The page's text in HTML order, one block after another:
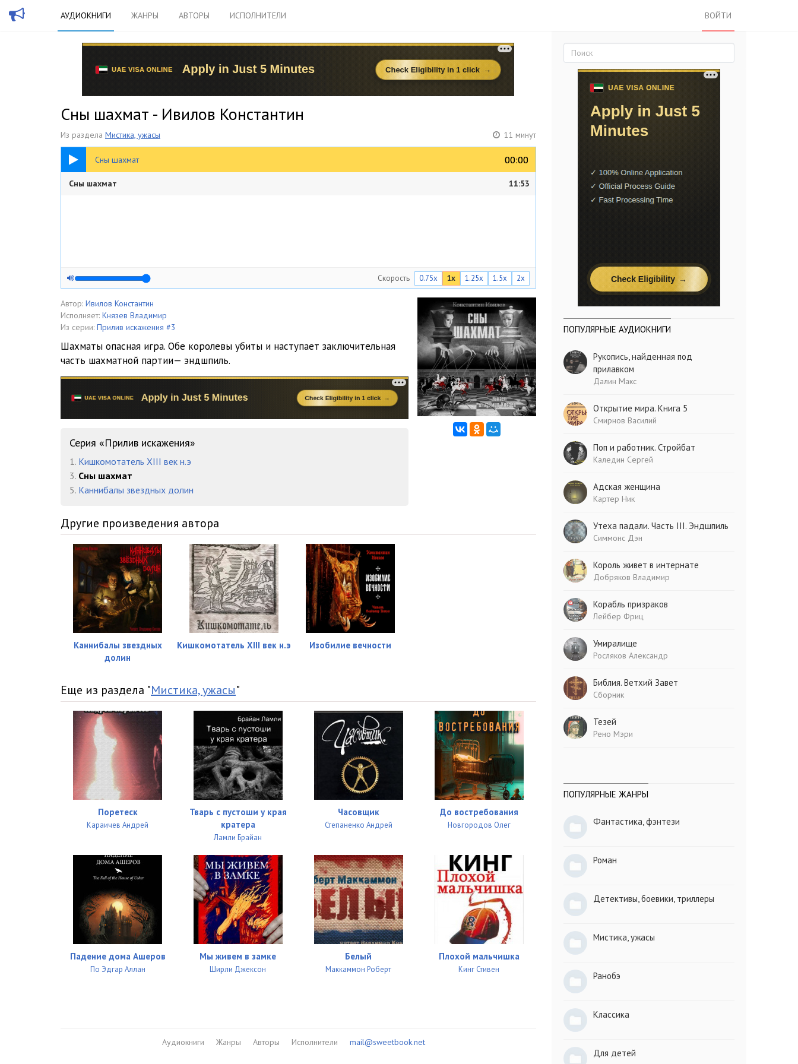
АУДИОКНИГИ ЖАНРЫ АВТОРЫ ИСПОЛНИТЕЛИ ВОЙТИ
Сны шахмат - Ивилов Константин
Из раздела Мистика, ужасы 11 минут
Сны шахмат 00:00
00:00
11:53
Сны шахмат 11:53
Скорость 0.75x 1x 1.25x 1.5x 2x
Автор: Ивилов Константин
Исполняет: Князев Владимир
Из серии: Прилив искажения #3
Шахматы опасная игра. Обе королевы убиты и наступает заключительная
часть шахматной партии— эндшпиль.
Серия «Прилив искажения»
1. Кишкомотатель XIII век н.э
3. Сны шахмат
5. Каннибалы звездных долин
Другие произведения автора
Каннибалы звездных
долин
Кишкомотатель XIII век н.э Изобилие вечности
Еще из раздела "Мистика, ужасы"
Поретеск
Караичев Андрей
Тварь с пустоши у края
кратера
Ламли Брайан
Часовщик
Степаненко Андрей
До востребования
Новгородов Олег
Падение дома Ашеров
По Эдгар Аллан
Мы живем в замке
Ширли Джексон
Белый
Маккаммон Роберт
Плохой мальчишка
Кинг Стивен
Аудиокниги Жанры Авторы Исполнители mail@sweetbook.net
ПОПУЛЯРНЫЕ АУДИОКНИГИ
Рукопись, найденная под
прилавком
Далин Макс
Открытие мира. Книга 5
Смирнов Василий
Поп и работник. Стройбат
Каледин Сергей
Адская женщина
Картер Ник
Утеха падали. Часть III. Эндшпиль
Симмонс Дэн
Король живет в интернате
Добряков Владимир
Корабль призраков
Лейбер Фриц
Умиралище
Росляков Александр
Библия. Ветхий Завет
Сборник
Тезей
Рено Мэри
ПОПУЛЯРНЫЕ ЖАНРЫ
Фантастика, фэнтези
Роман
Детективы, боевики, триллеры
Мистика, ужасы
Ранобэ
Классика
Для детей